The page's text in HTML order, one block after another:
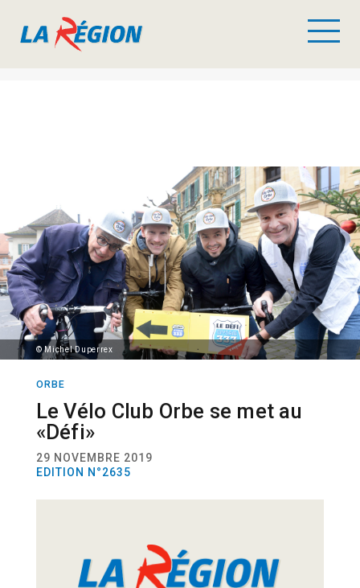
© Michel Duperrex
ORBE
Le Vélo Club Orbe se met au
«Défi»
29 NOVEMBRE 2019
EDITION N°2635